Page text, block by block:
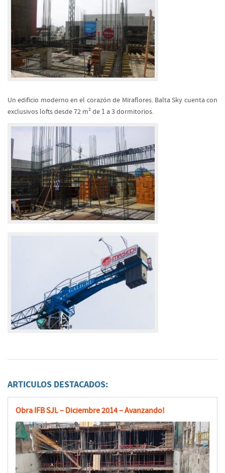
Un edificio moderno en el corazón de Miraflores. Balta Sky cuenta con
exclusivos lofts desde 72 m² de 1 a 3 dormitorios.
ARTICULOS DESTACADOS:
Obra IFB SJL – Diciembre 2014 – Avanzando!